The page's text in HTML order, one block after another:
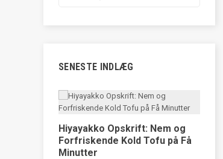
SENESTE INDLÆG
Hiyayakko Opskrift: Nem og
Forfriskende Kold Tofu på Få
Minutter